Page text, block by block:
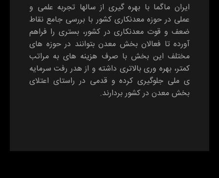
ایران ماگما با بهره گیری از سالها تجربه علمی و
عملی در حوزه معدنکاری کشور با بررسی جامع نقاط
ضعف و قوت معدنکاری در کشور، بستری را فراهم
آورده تا فعالان بخش معدن بتوانند در حوزه های
مختلف این بخش با صرف هزینه های به مراتب
کمتر، بهره وری بالاتری داشته و از هدر رفت سرمایه
ی ملی جلوگیری کرده و قدمی در راستای اعتلای
بخش معدن در کشور بردارند.